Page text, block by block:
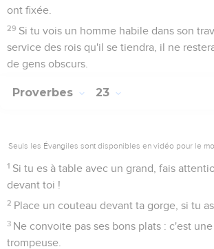
ont fixée.
29 Si tu vois un homme habile dans son
service des rois qu'il se tiendra, il ne
de gens obscurs.
Proverbes 23
Seuls les Évangiles sont disponibles en vidéo pour le
1 Si tu es à table avec un grand, fais
devant toi !
2 Place un couteau devant ta gorge, si tu
3 Ne convoite pas ses bons plats : c'est
trompeuse.